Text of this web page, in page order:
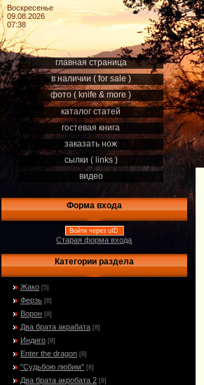
Воскресенье
09.08.2026
07:38
главная страница
в наличии ( for sale )
фото ( knife & more )
каталог статей
гостевая книга
заказать нож
сылки ( links )
видео
Форма входа
Войти через uID
Старая форма входа
Категории раздела
Жако [5]
Ферзь [8]
Ворон [8]
Два брата акрабата [8]
Индиго [8]
Enter the dragon [8]
"Судьбою любим" [8]
Два брата акробата 2 [8]